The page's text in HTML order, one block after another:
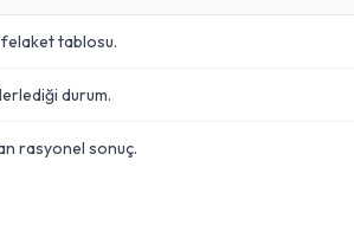
tablosu.
durum.
rasyonel sonuç.